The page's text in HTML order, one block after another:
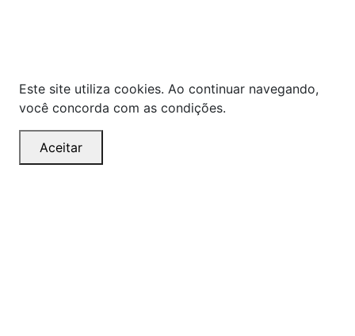
Este site utiliza cookies. Ao continuar navegando,
você concorda com as condições.
Aceitar